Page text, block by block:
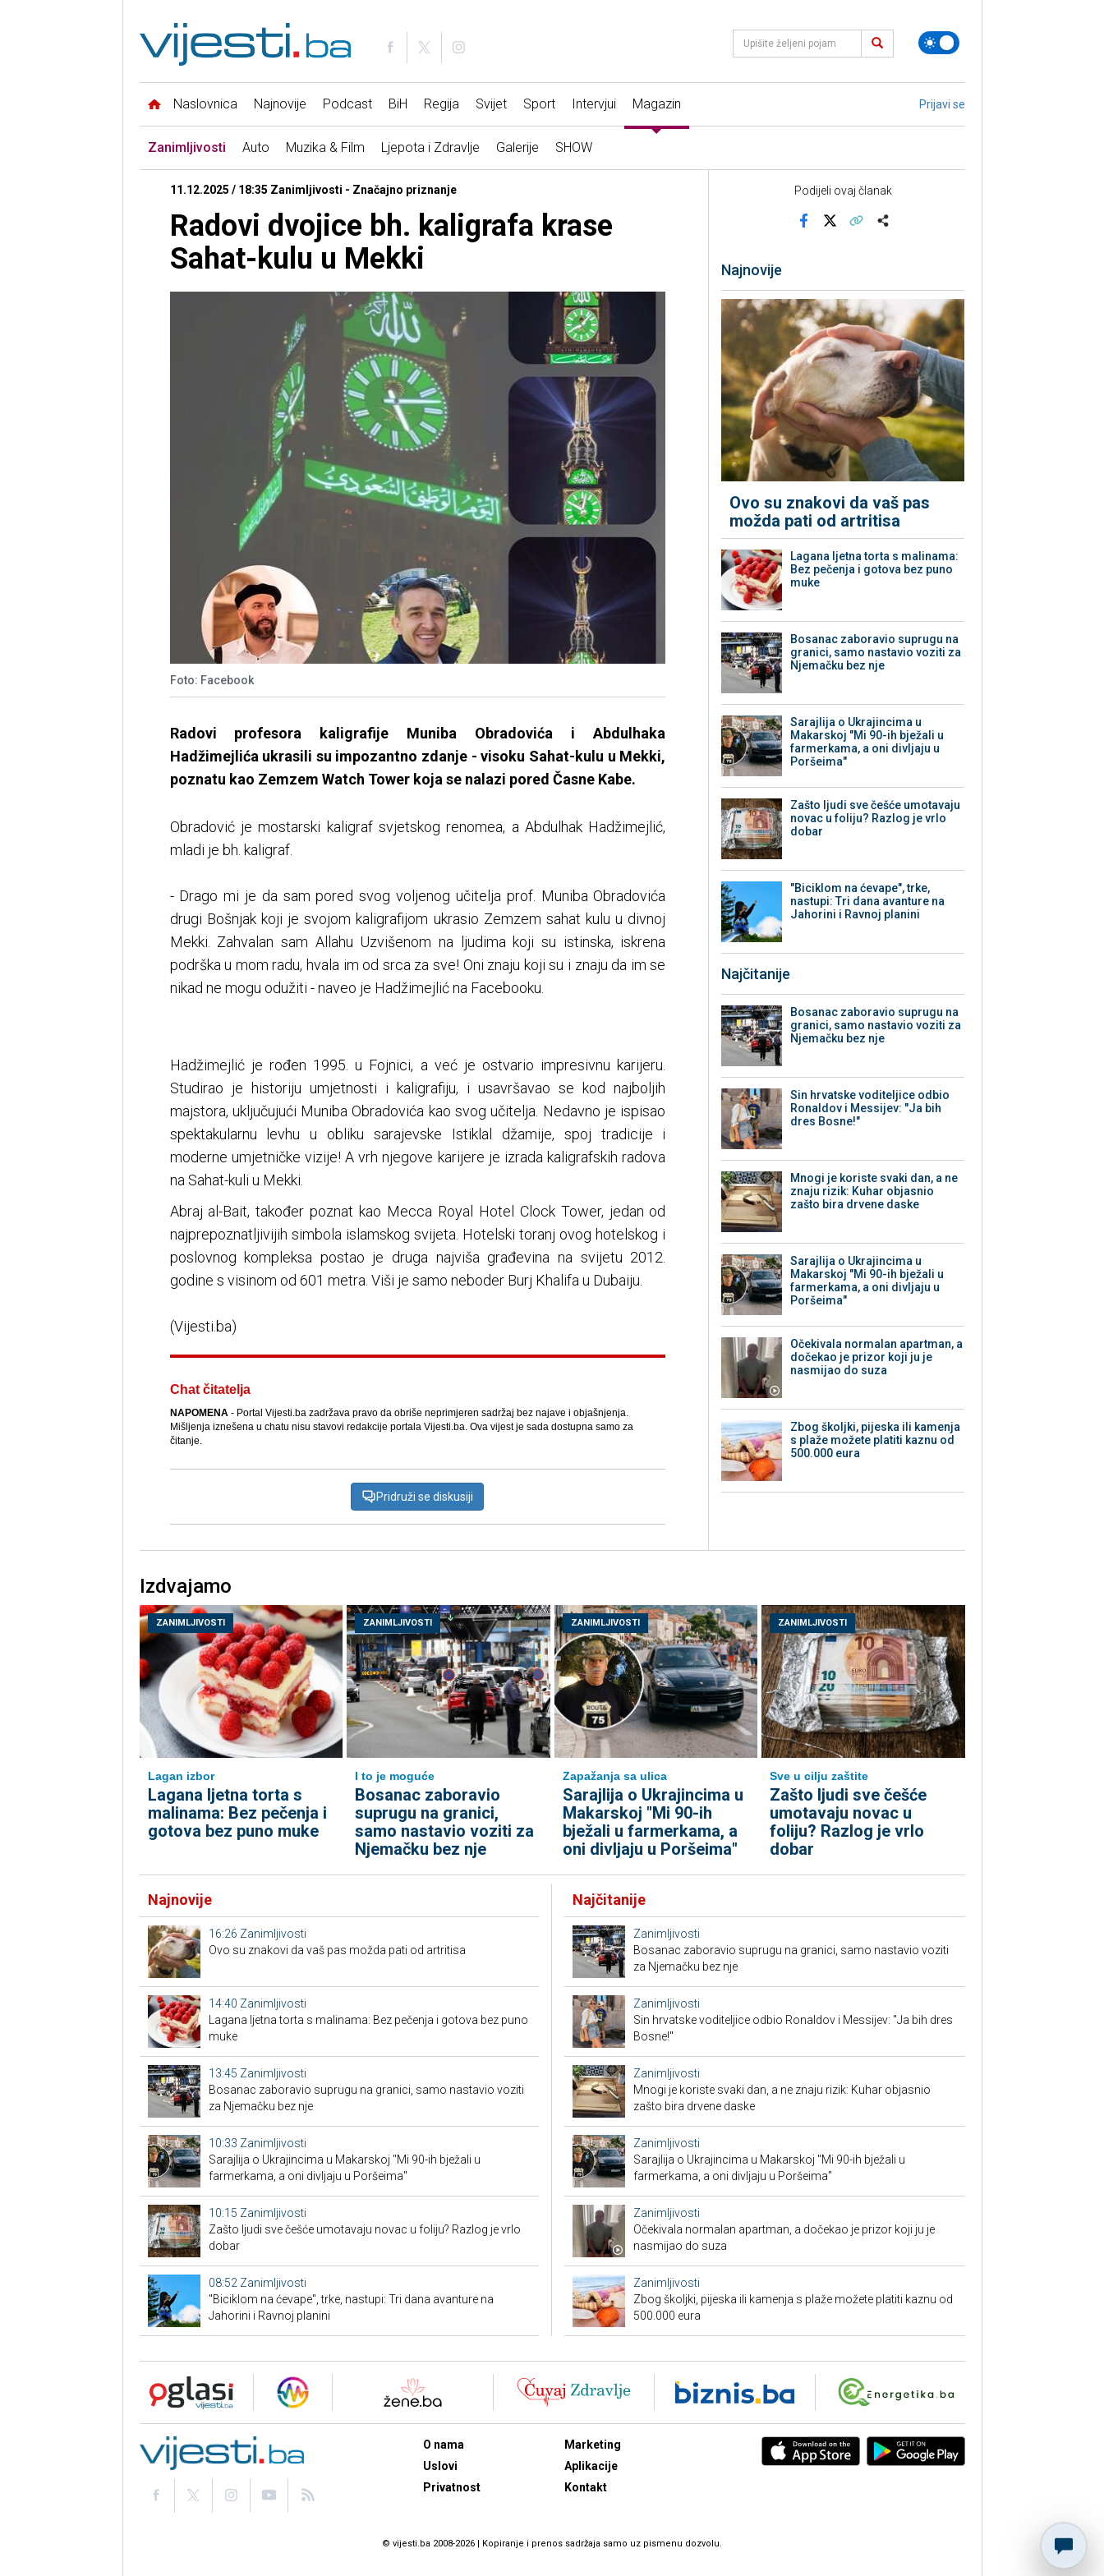
Naslovnica Najnovije Podcast BiH Regija Svijet Sport Intervjui Magazin Prijavi se
Zanimljivosti Auto Muzika & Film Ljepota i Zdravlje Galerije SHOW
11.12.2025 / 18:35 Zanimljivosti - Značajno priznanje
Radovi dvojice bh. kaligrafa krase
Sahat-kulu u Mekki
Foto: Facebook
Radovi profesora kaligrafije Muniba Obradovića i Abdulhaka
Hadžimejlića ukrasili su impozantno zdanje - visoku Sahat-kulu u Mekki,
poznatu kao Zemzem Watch Tower koja se nalazi pored Časne Kabe.
Obradović je mostarski kaligraf svjetskog renomea, a Abdulhak Hadžimejlić,
mladi je bh. kaligraf.
- Drago mi je da sam pored svog voljenog učitelja prof. Muniba Obradovića
drugi Bošnjak koji je svojom kaligrafijom ukrasio Zemzem sahat kulu u divnoj
Mekki. Zahvalan sam Allahu Uzvišenom na ljudima koji su istinska, iskrena
podrška u mom radu, hvala im od srca za sve! Oni znaju koji su i znaju da im se
nikad ne mogu odužiti - naveo je Hadžimejlić na Facebooku.
Hadžimejlić je rođen 1995. u Fojnici, a već je ostvario impresivnu karijeru.
Studirao je historiju umjetnosti i kaligrafiju, i usavršavao se kod najboljih
majstora, uključujući Muniba Obradovića kao svog učitelja. Nedavno je ispisao
spektakularnu levhu u obliku sarajevske Istiklal džamije, spoj tradicije i
moderne umjetničke vizije! A vrh njegove karijere je izrada kaligrafskih radova
na Sahat-kuli u Mekki.
Abraj al-Bait, također poznat kao Mecca Royal Hotel Clock Tower, jedan od
najprepoznatljivijih simbola islamskog svijeta. Hotelski toranj ovog hotelskog i
poslovnog kompleksa postao je druga najviša građevina na svijetu 2012.
godine s visinom od 601 metra. Viši je samo neboder Burj Khalifa u Dubaiju.
(Vijesti.ba)
Chat čitatelja
NAPOMENA- Portal Vijesti.ba zadržava pravo da obriše neprimjeren sadržaj bez najave i objašnjenja.
Mišljenja iznešena u chatu nisu stavovi redakcije portala Vijesti.ba. Ova vijest je sada dostupna samo za
čitanje.
Pridruži se diskusiji
Podijeli ovaj članak
Najnovije
Ovo su znakovi da vaš pas
možda pati od artritisa
Lagana ljetna torta s malinama:
Bez pečenja i gotova bez puno
muke
Bosanac zaboravio suprugu na
granici, samo nastavio voziti za
Njemačku bez nje
Sarajlija o Ukrajincima u
Makarskoj "Mi 90-ih bježali u
farmerkama, a oni divljaju u
Poršeima"
Zašto ljudi sve češće umotavaju
novac u foliju? Razlog je vrlo
dobar
"Biciklom na ćevape", trke,
nastupi: Tri dana avanture na
Jahorini i Ravnoj planini
Najčitanije
Bosanac zaboravio suprugu na
granici, samo nastavio voziti za
Njemačku bez nje
Sin hrvatske voditeljice odbio
Ronaldov i Messijev: "Ja bih
dres Bosne!"
Mnogi je koriste svaki dan, a ne
znaju rizik: Kuhar objasnio
zašto bira drvene daske
Sarajlija o Ukrajincima u
Makarskoj "Mi 90-ih bježali u
farmerkama, a oni divljaju u
Poršeima"
Očekivala normalan apartman, a
dočekao je prizor koji ju je
nasmijao do suza
Zbog školjki, pijeska ili kamenja
s plaže možete platiti kaznu od
500.000 eura
Izdvajamo
ZANIMLJIVOSTI
Lagan izbor
Lagana ljetna torta s
malinama: Bez pečenja i
gotova bez puno muke
ZANIMLJIVOSTI
I to je moguće
Bosanac zaboravio
suprugu na granici,
samo nastavio voziti za
Njemačku bez nje
ZANIMLJIVOSTI
Zapažanja sa ulica
Sarajlija o Ukrajincima u
Makarskoj "Mi 90-ih
bježali u farmerkama, a
oni divljaju u Poršeima"
ZANIMLJIVOSTI
Sve u cilju zaštite
Zašto ljudi sve češće
umotavaju novac u
foliju? Razlog je vrlo
dobar
Najnovije
16:26 Zanimljivosti
Ovo su znakovi da vaš pas možda pati od artritisa
14:40 Zanimljivosti
Lagana ljetna torta s malinama: Bez pečenja i gotova bez puno
muke
13:45 Zanimljivosti
Bosanac zaboravio suprugu na granici, samo nastavio voziti
za Njemačku bez nje
10:33 Zanimljivosti
Sarajlija o Ukrajincima u Makarskoj "Mi 90-ih bježali u
farmerkama, a oni divljaju u Poršeima"
10:15 Zanimljivosti
Zašto ljudi sve češće umotavaju novac u foliju? Razlog je vrlo
dobar
08:52 Zanimljivosti
"Biciklom na ćevape", trke, nastupi: Tri dana avanture na
Jahorini i Ravnoj planini
Najčitanije
Zanimljivosti
Bosanac zaboravio suprugu na granici, samo nastavio voziti
za Njemačku bez nje
Zanimljivosti
Sin hrvatske voditeljice odbio Ronaldov i Messijev: "Ja bih dres
Bosne!"
Zanimljivosti
Mnogi je koriste svaki dan, a ne znaju rizik: Kuhar objasnio
zašto bira drvene daske
Zanimljivosti
Sarajlija o Ukrajincima u Makarskoj "Mi 90-ih bježali u
farmerkama, a oni divljaju u Poršeima"
Zanimljivosti
Očekivala normalan apartman, a dočekao je prizor koji ju je
nasmijao do suza
Zanimljivosti
Zbog školjki, pijeska ili kamenja s plaže možete platiti kaznu od
500.000 eura
O nama
Uslovi
Privatnost
Marketing
Aplikacije
Kontakt
© vijesti.ba 2008-2026 | Kopiranje i prenos sadržaja samo uz pismenu dozvolu.